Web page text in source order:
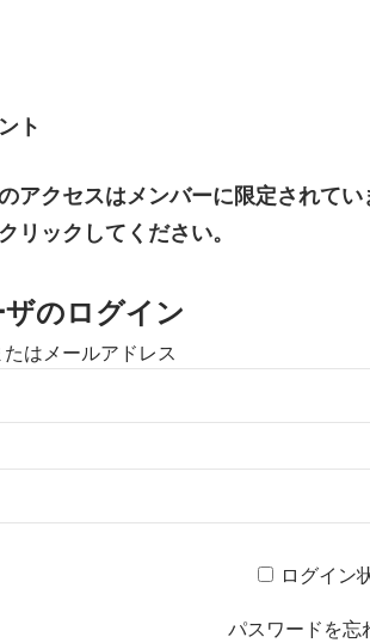
ト
アクセスはメンバーに限定されて
リックしてください。
ザのログイン
はメールアドレス
ログイン
パスワードを忘